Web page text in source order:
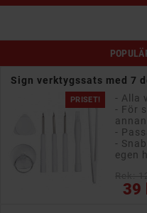
Sign verktygssats med 7
PRISET!
- Alla
- För
-
-
egen
39
Pris